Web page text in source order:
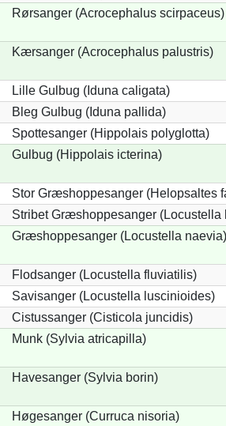
Rørsanger (Acrocephalus scirpaceus)
Kærsanger (Acrocephalus palustris)
Lille Gulbug (Iduna caligata)
Bleg Gulbug (Iduna pallida)
Spottesanger (Hippolais polyglotta)
Gulbug (Hippolais icterina)
Stor Græshoppesanger (Helopsaltes
Stribet Græshoppesanger (Locustella
Græshoppesanger (Locustella naevia)
Flodsanger (Locustella fluviatilis)
Savisanger (Locustella luscinioides)
Cistussanger (Cisticola juncidis)
Munk (Sylvia atricapilla)
Havesanger (Sylvia borin)
Høgesanger (Curruca nisoria)